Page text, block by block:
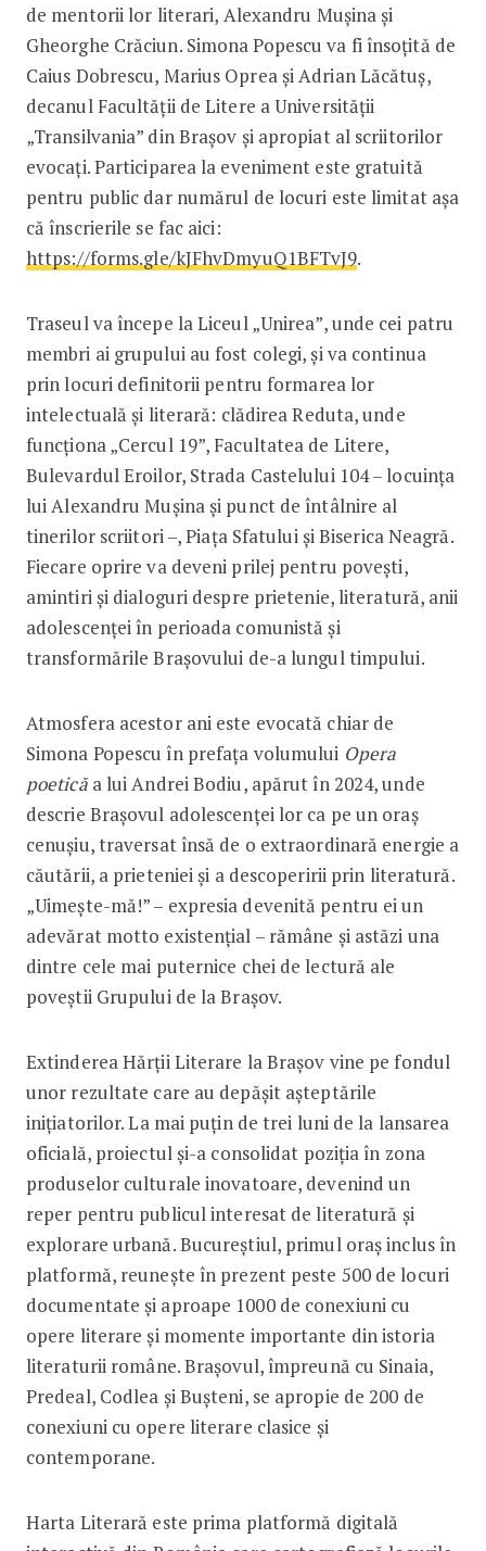
de mentorii lor literari, Alexandru Mușina și
Gheorghe Crăciun. Simona Popescu va fi însoțită de
Caius Dobrescu, Marius Oprea și Adrian Lăcătuș,
decanul Facultății de Litere a Universității
„Transilvania” din Brașov și apropiat al scriitorilor
evocați. Participarea la eveniment este gratuită
pentru public dar numărul de locuri este limitat așa
că înscrierile se fac aici:
https://forms.gle/kJFhvDmyuQ1BFTvJ9.
Traseul va începe la Liceul „Unirea”, unde cei patru
membri ai grupului au fost colegi, și va continua
prin locuri definitorii pentru formarea lor
intelectuală și literară: clădirea Reduta, unde
funcționa „Cercul 19”, Facultatea de Litere,
Bulevardul Eroilor, Strada Castelului 104 – locuința
lui Alexandru Mușina și punct de întâlnire al
tinerilor scriitori –, Piața Sfatului și Biserica Neagră.
Fiecare oprire va deveni prilej pentru povești,
amintiri și dialoguri despre prietenie, literatură, anii
adolescenței în perioada comunistă și
transformările Brașovului de-a lungul timpului.
Atmosfera acestor ani este evocată chiar de
Simona Popescu în prefața volumului Opera
poeticăa lui Andrei Bodiu, apărut în 2024, unde
descrie Brașovul adolescenței lor ca pe un oraș
cenușiu, traversat însă de o extraordinară energie a
căutării, a prieteniei și a descoperirii prin literatură.
„Uimește-mă!” – expresia devenită pentru ei un
adevărat motto existențial – rămâne și astăzi una
dintre cele mai puternice chei de lectură ale
poveștii Grupului de la Brașov.
Extinderea Hărții Literare la Brașov vine pe fondul
unor rezultate care au depășit așteptările
inițiatorilor. La mai puțin de trei luni de la lansarea
oficială, proiectul și-a consolidat poziția în zona
produselor culturale inovatoare, devenind un
reper pentru publicul interesat de literatură și
explorare urbană. Bucureștiul, primul oraș inclus în
platformă, reunește în prezent peste 500 de locuri
documentate și aproape 1000 de conexiuni cu
opere literare și momente importante din istoria
literaturii române. Brașovul, împreună cu Sinaia,
Predeal, Codlea și Bușteni, se apropie de 200 de
conexiuni cu opere literare clasice și
contemporane.
Harta Literară este prima platformă digitală